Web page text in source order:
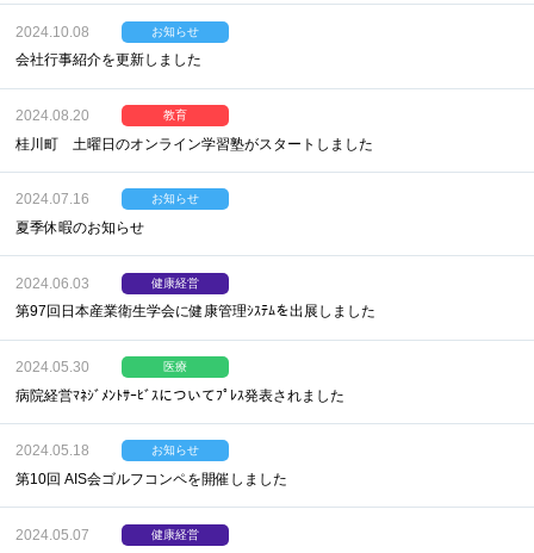
2024.10.08 お知らせ
会社行事紹介を更新しました
2024.08.20 教育
桂川町 土曜日のオンライン学習塾がスタートしました
2024.07.16 お知らせ
夏季休暇のお知らせ
2024.06.03 健康経営
第97回日本産業衛生学会に健康管理ｼｽﾃﾑを出展しました
2024.05.30 医療
病院経営ﾏﾈｼﾞﾒﾝﾄｻｰﾋﾞｽについてﾌﾟﾚｽ発表されました
2024.05.18 お知らせ
第10回 AIS会ゴルフコンペを開催しました
2024.05.07 健康経営